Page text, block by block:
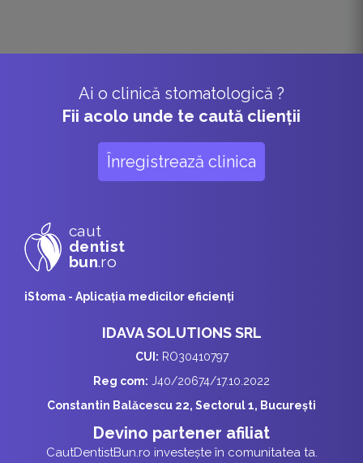
Ai o clinică stomatologică ?
Fii acolo unde te caută clienții
Înregistrează clinica
caut
dentist
bun.ro
iStoma - Aplicaţia medicilor eficienţi
IDAVA SOLUTIONS SRL
CUI: RO30410797
Reg com: J40/20674/17.10.2022
Constantin Balăcescu 22, Sectorul 1, București
Devino partener afiliat
CautDentistBun.ro investește în comunitatea ta.